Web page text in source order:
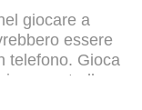
giocare a
essere
telefono. Gioca
controllo